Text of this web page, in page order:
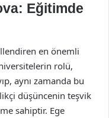
Eğitimde
en önemli
rolü,
aynı zamanda bu
düşüncenin teşvik
sahiptir. Ege